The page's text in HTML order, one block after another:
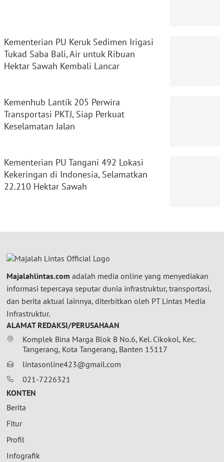
Kementerian PU Keruk Sedimen Irigasi
Tukad Saba Bali, Air untuk Ribuan
Hektar Sawah Kembali Lancar
Kemenhub Lantik 205 Perwira
Transportasi PKTJ, Siap Perkuat
Keselamatan Jalan
Kementerian PU Tangani 492 Lokasi
Kekeringan di Indonesia, Selamatkan
22.210 Hektar Sawah
Majalahlintas.com adalah media online yang menyediakan
informasi tepercaya seputar dunia infrastruktur, transportasi,
dan berita aktual lainnya, diterbitkan oleh PT Lintas Media
Infrastruktur.
ALAMAT REDAKSI/PERUSAHAAN
Komplek Bina Marga Blok B No.6, Kel. Cikokol, Kec.
Tangerang, Kota Tangerang, Banten 15117
lintasonline423@gmail.com
021-7226321
KONTEN
Berita
Fitur
Profil
Infografik